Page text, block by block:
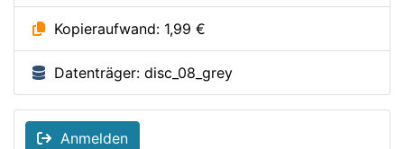
Kopieraufwand: 1,99 €
Datenträger: disc_08_grey
Anmelden